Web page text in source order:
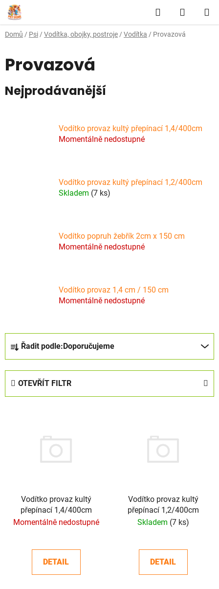
Přejít
na
obsah
Hledat
KOŠÍK
Domů / Psi / Vodítka, obojky, postroje / Vodítka / Provazová
Provazová
Nejprodávanější
Vodítko provaz kultý přepínací 1,4/400cm
Momentálně nedostupné
Vodítko provaz kultý přepínací 1,2/400cm
Skladem (7 ks)
Vodítko popruh žebřík 2cm x 150 cm
Momentálně nedostupné
Vodítko provaz 1,4 cm / 150 cm
Momentálně nedostupné
Ř
a
z
e
n
Řadit podle: Doporučujeme
OTEVŘÍT FILTR
Vodítko provaz kultý
přepínací 1,4/400cm
Momentálně nedostupné
DETAIL
Vodítko provaz kultý
přepínací 1,2/400cm
Skladem (7 ks)
DETAIL